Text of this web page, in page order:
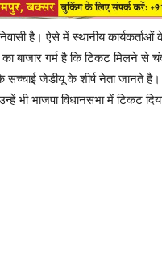
है। ऐसे में स्थानीय
का बाजार गर्म है कि टिकट मिलने
जेडीयू के शीर्ष नेता जानते
भी भाजपा विधानसभा में टिकट